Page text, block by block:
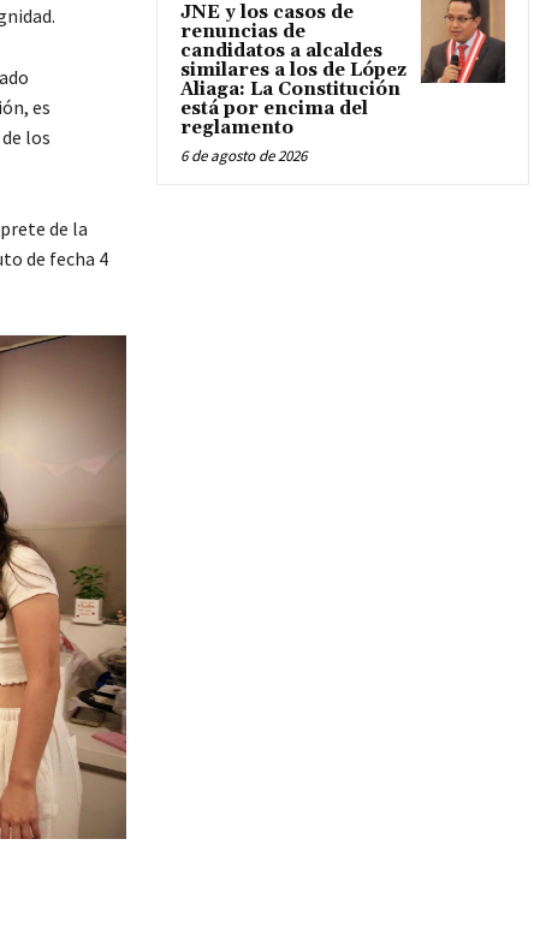
es
los
de la
de fecha 4
JNE y los casos de
renuncias de
candidatos a alcaldes
similares a los de López
Aliaga: La Constitución
está por encima del
reglamento
6 de agosto de 2026